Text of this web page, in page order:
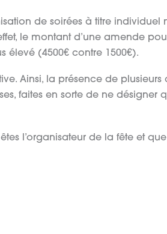
de soirées à titre individuel
le montant d’une amende
élevé (4500€ contre 1500€).
Ainsi, la présence de plusieurs
faites en sorte de ne désigner
l’organisateur de la fête et que